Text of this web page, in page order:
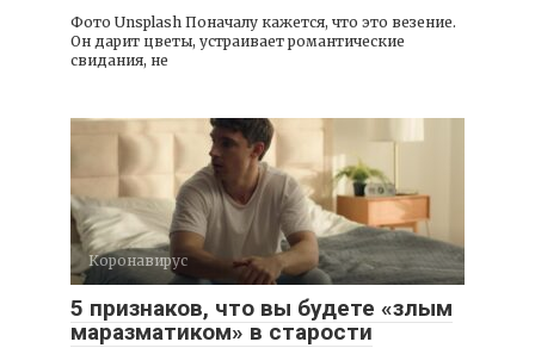
Фото Unsplash Поначалу кажется, что это везение.
Он дарит цветы, устраивает романтические
свидания, не
Коронавирус
5 признаков, что вы будете «злым
маразматиком» в старости